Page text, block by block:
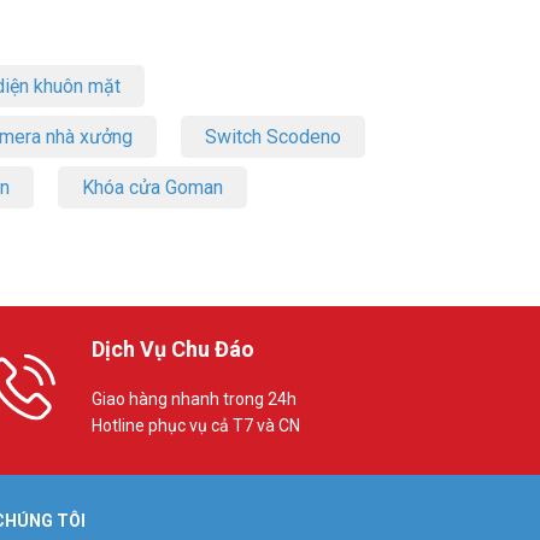
khuôn mặt
nhà xưởng Switch Scodeno
Khóa cửa Goman
Dịch Vụ Chu Đáo
Giao hàng nhanh trong 24h
Hotline phục vụ cả T7 và CN
TÔI